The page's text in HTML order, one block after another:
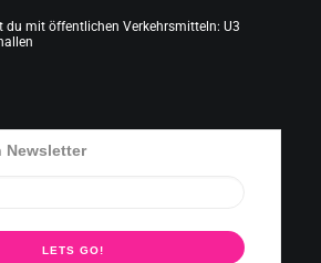
du mit öffentlichen Verkehrsmitteln: U3
Newsletter